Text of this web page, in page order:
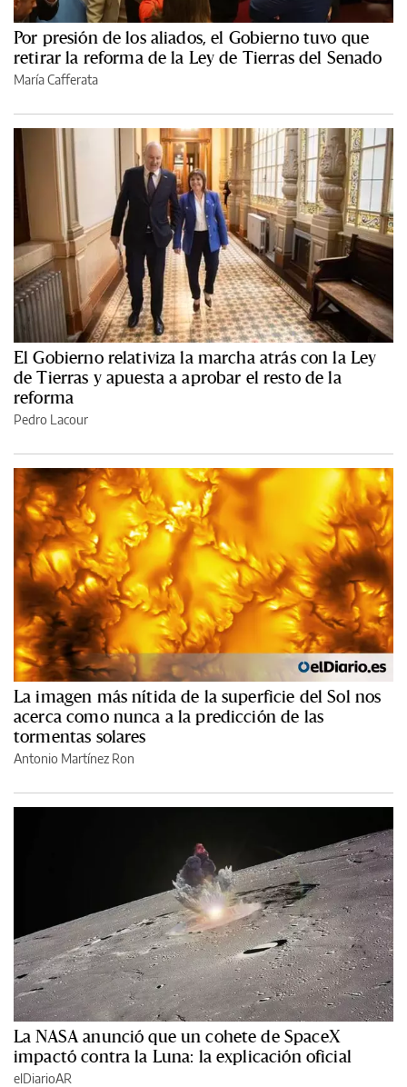
Por presión de los aliados, el Gobierno tuvo que
retirar la reforma de la Ley de Tierras del Senado
María Cafferata
El Gobierno relativiza la marcha atrás con la Ley
de Tierras y apuesta a aprobar el resto de la
reforma
Pedro Lacour
La imagen más nítida de la superficie del Sol nos
acerca como nunca a la predicción de las
tormentas solares
Antonio Martínez Ron
La NASA anunció que un cohete de SpaceX
impactó contra la Luna: la explicación oficial
elDiarioAR